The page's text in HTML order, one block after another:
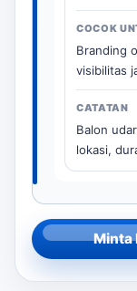
Branding
visibilitas
Balon
lokasi,
Minta